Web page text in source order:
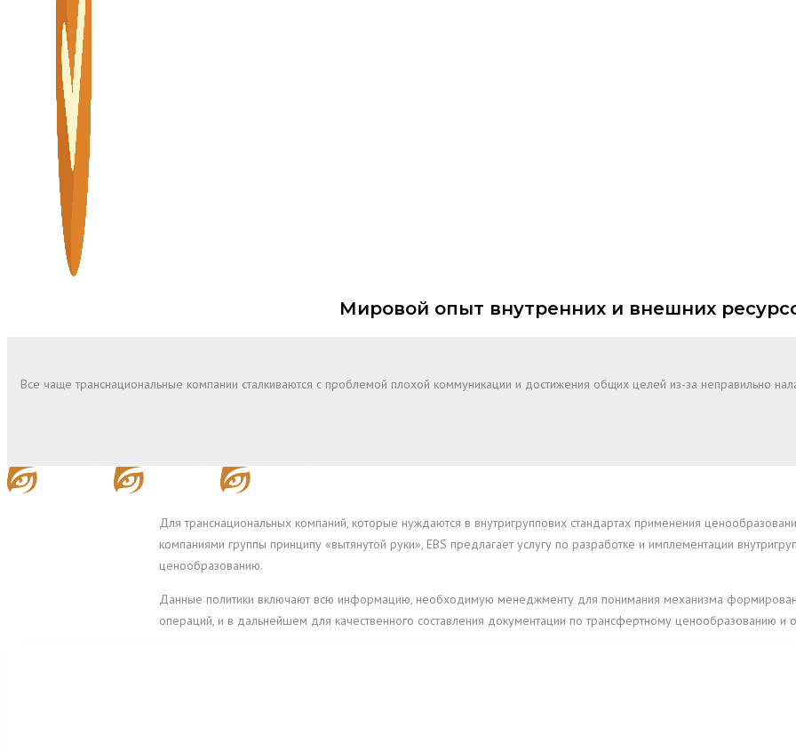
Мировой опыт внутренних и внешних
Все чаще транснациональные компании сталкиваются с проблемой плохой коммуникации и достижения общих целей из-за неправильно
Для транснациональных компаний, которые нуждаются в внутригруппових стандартах применения
компаниями группы принципу «вытянутой руки», EBS предлагает услугу по разработке и имплементации
ценообразованию.
Данные политики включают всю информацию, необходимую менеджменту для понимания механизма
операций, и в дальнейшем для качественного составления документации по трансфертному ценообразованию и